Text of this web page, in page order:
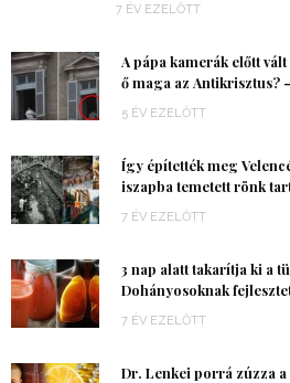
7 ÉV EZELŐTT
A pápa kamerák előtt
ő maga az Antikrisztus?
5 ÉV EZELŐTT
Így építették meg
iszapba temetett rönk
7 ÉV EZELŐTT
3 nap alatt takarítja ki a
Dohányosoknak
7 ÉV EZELŐTT
Dr. Lenkei porrá zúzza